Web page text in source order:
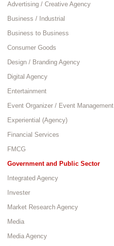
Advertising / Creative Agency
Business / Industrial
Business to Business
Consumer Goods
Design / Branding Agency
Digital Agency
Entertainment
Event Organizer / Event Management
Experiential (Agency)
Financial Services
FMCG
Government and Public Sector
Integrated Agency
Invester
Market Research Agency
Media
Media Agency